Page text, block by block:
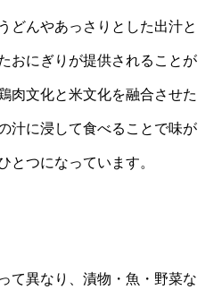
どんやあっさりとした出汁と
おにぎりが提供されることが
肉文化と米文化を融合させた
汁に浸して食べることで味が
とつになっています。
て異なり、漬物・魚・野菜な